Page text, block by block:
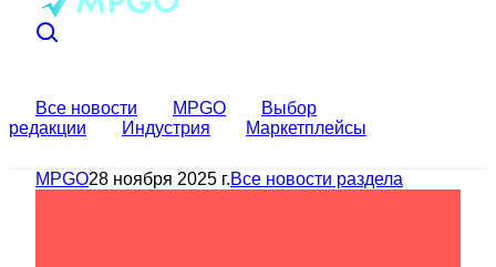
Все новости MPGO
Выбор
редакции
Индустрия Маркетплейсы
MPGO28 ноября 2025 г.Все новости раздела